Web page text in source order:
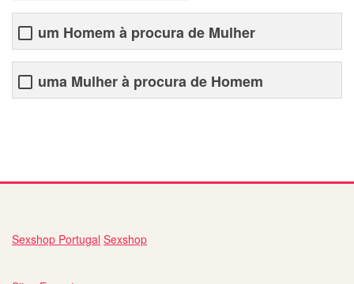
um Homem à procura de Mulher
uma Mulher à procura de Homem
Sexshop Portugal Sexshop